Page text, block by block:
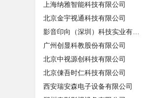
上海纳雅智能科技有限公司
北京金宇视通科技有限公司
广州创显科教股份有限公司
北京中视源创科技有限公司
北京倲吾时仁科技有限公司
西安瑞安森电子设备有限公司